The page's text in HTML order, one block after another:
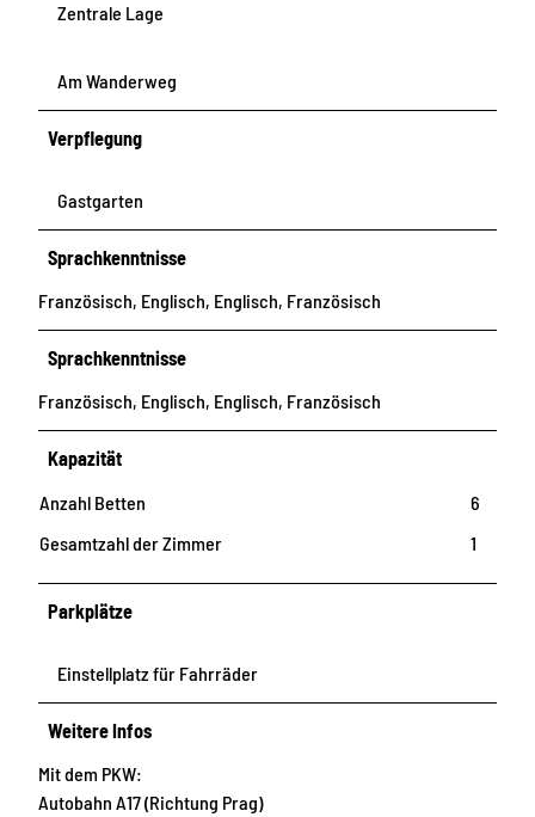
Zentrale Lage
Am Wanderweg
Verpflegung
Gastgarten
Sprachkenntnisse
Französisch, Englisch, Englisch, Französisch
Sprachkenntnisse
Französisch, Englisch, Englisch, Französisch
Kapazität
Anzahl Betten
6
Gesamtzahl der Zimmer
1
Parkplätze
Einstellplatz für Fahrräder
Weitere Infos
Mit dem PKW:
Autobahn A17 (Richtung Prag)